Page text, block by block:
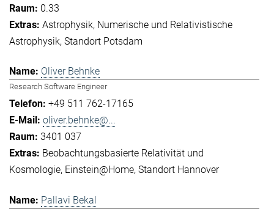
0.33
Astrophysik Numerische und Relativistische
Astrophysik Standort Potsdam
Oliver Behnke
Research Software Engineer
+49 511 762-17165
oliver.behnke@...
3401 037
Beobachtungsbasierte Relativität und
Kosmologie Einstein@Home Standort Hannover
Pallavi Bekal